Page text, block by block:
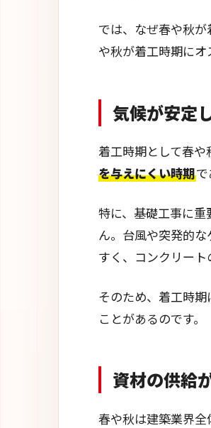
では、なぜ春や秋
や秋が着工時期にオ
気候が安定
着工時期として春や
を与えにくい時期
特に、基礎工事に
ん。台風や突発的
すく、コンクリート
そのため、着工時
ことがあるのです。
資材の供給
春や秋は建築業界全